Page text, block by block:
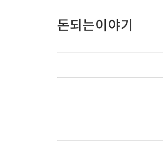
돈되는이야기